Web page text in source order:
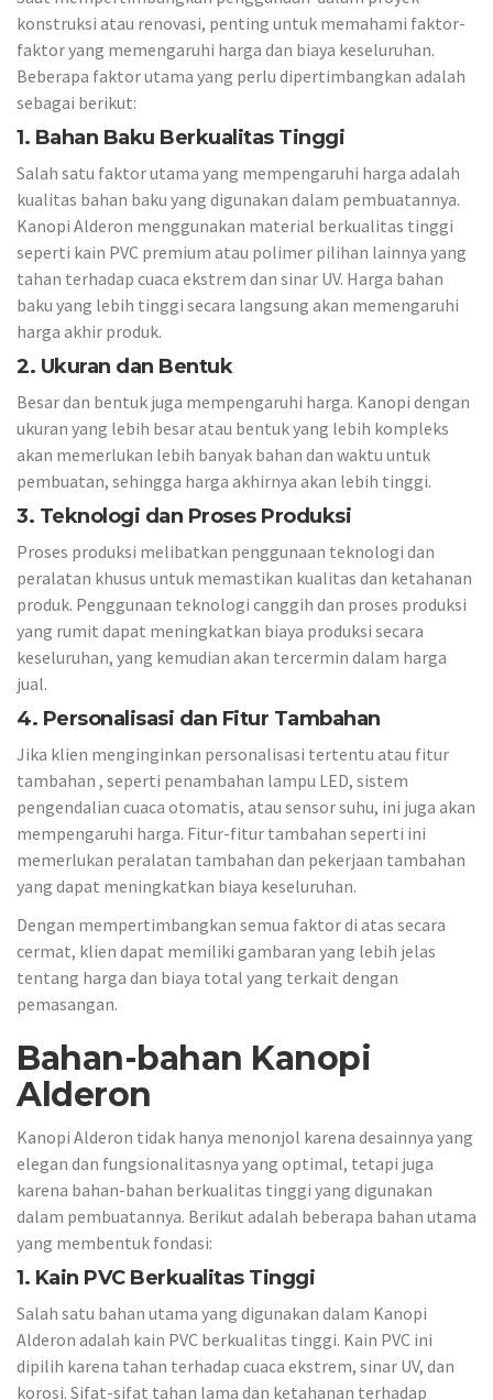
konstruksi atau renovasi, penting untuk memahami faktor-
faktor yang memengaruhi harga dan biaya keseluruhan.
Beberapa faktor utama yang perlu dipertimbangkan adalah
sebagai berikut:
1. Bahan Baku Berkualitas Tinggi
Salah satu faktor utama yang mempengaruhi harga adalah
kualitas bahan baku yang digunakan dalam pembuatannya.
Kanopi Alderon menggunakan material berkualitas tinggi
seperti kain PVC premium atau polimer pilihan lainnya yang
tahan terhadap cuaca ekstrem dan sinar UV. Harga bahan
baku yang lebih tinggi secara langsung akan memengaruhi
harga akhir produk.
2. Ukuran dan Bentuk
Besar dan bentuk juga mempengaruhi harga. Kanopi dengan
ukuran yang lebih besar atau bentuk yang lebih kompleks
akan memerlukan lebih banyak bahan dan waktu untuk
pembuatan, sehingga harga akhirnya akan lebih tinggi.
3. Teknologi dan Proses Produksi
Proses produksi melibatkan penggunaan teknologi dan
peralatan khusus untuk memastikan kualitas dan ketahanan
produk. Penggunaan teknologi canggih dan proses produksi
yang rumit dapat meningkatkan biaya produksi secara
keseluruhan, yang kemudian akan tercermin dalam harga
jual.
4. Personalisasi dan Fitur Tambahan
Jika klien menginginkan personalisasi tertentu atau fitur
tambahan , seperti penambahan lampu LED, sistem
pengendalian cuaca otomatis, atau sensor suhu, ini juga akan
mempengaruhi harga. Fitur-fitur tambahan seperti ini
memerlukan peralatan tambahan dan pekerjaan tambahan
yang dapat meningkatkan biaya keseluruhan.
Dengan mempertimbangkan semua faktor di atas secara
cermat, klien dapat memiliki gambaran yang lebih jelas
tentang harga dan biaya total yang terkait dengan
pemasangan.
Bahan-bahan Kanopi
Alderon
Kanopi Alderon tidak hanya menonjol karena desainnya yang
elegan dan fungsionalitasnya yang optimal, tetapi juga
karena bahan-bahan berkualitas tinggi yang digunakan
dalam pembuatannya. Berikut adalah beberapa bahan utama
yang membentuk fondasi:
1. Kain PVC Berkualitas Tinggi
Salah satu bahan utama yang digunakan dalam Kanopi
Alderon adalah kain PVC berkualitas tinggi. Kain PVC ini
dipilih karena tahan terhadap cuaca ekstrem, sinar UV, dan
korosi. Sifat-sifat tahan lama dan ketahanan terhadap